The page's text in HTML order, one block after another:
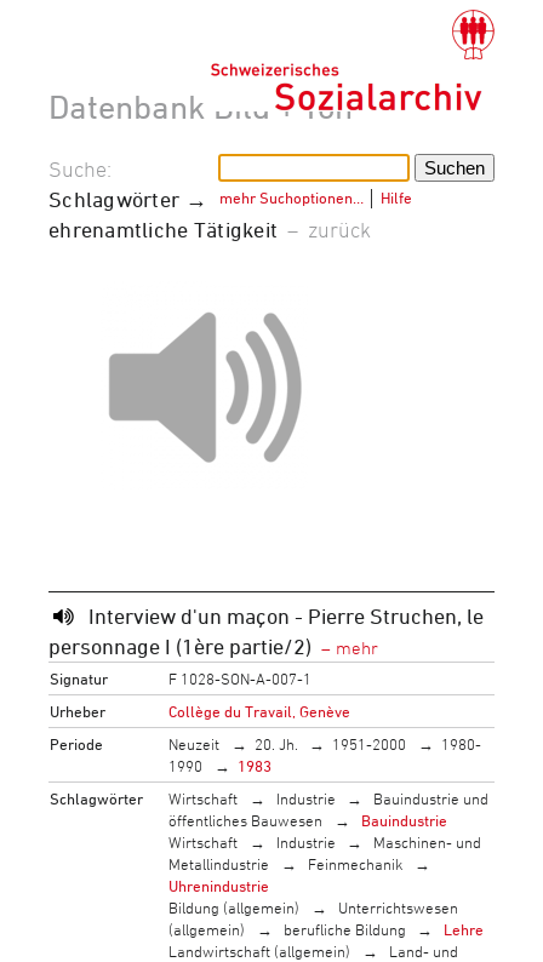
Datenbank Bild + Ton
mehr Suchoptionen… Hilfe
Suche:
Schlagwörter →
ehrenamtliche Tätigkeit – zurück
Interview d'un maçon - Pierre Struchen, le
personnage I (1ère partie/2)
Signatur
F 1028-SON-A-007-1
Urheber
Collège du Travail, Genève
Periode
Neuzeit 20. Jh. 1951-2000
1980-
1990
1983
Schlagwörter
Wirtschaft Industrie
Bauindustrie und
öffentliches Bauwesen
Bauindustrie
Wirtschaft
Industrie
Maschinen- und
Metallindustrie
Feinmechanik
Uhrenindustrie
Bildung (allgemein)
Unterrichtswesen
(allgemein)
berufliche Bildung
Lehre
Landwirtschaft (allgemein)
Land- und